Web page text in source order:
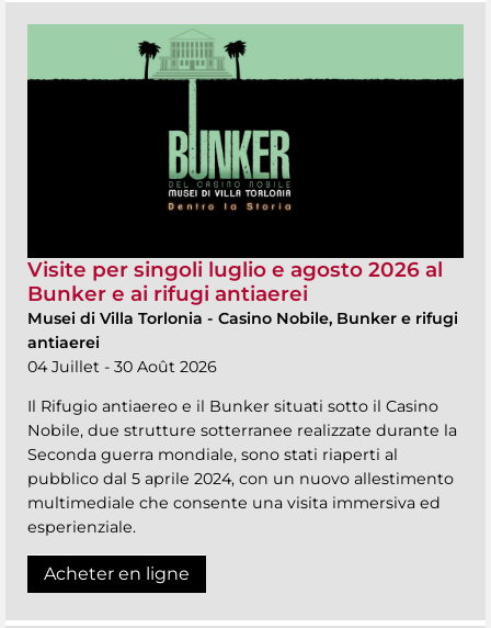
Visite per singoli luglio e agosto 2026 al
Bunker e ai rifugi antiaerei
Musei di Villa Torlonia - Casino Nobile, Bunker e rifugi
antiaerei
04 Juillet - 30 Août 2026
Il Rifugio antiaereo e il Bunker situati sotto il Casino
Nobile, due strutture sotterranee realizzate durante la
Seconda guerra mondiale, sono stati riaperti al
pubblico dal 5 aprile 2024, con un nuovo allestimento
multimediale che consente una visita immersiva ed
esperienziale.
Acheter en ligne